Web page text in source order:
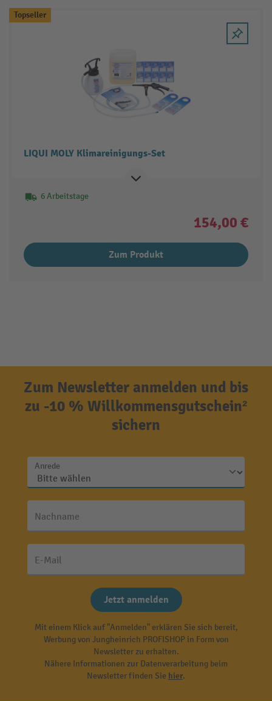
Topseller
LIQUI MOLY Klimareinigungs-Set
6 Arbeitstage
154,00 €
Zum Produkt
Zum Newsletter anmelden und bis
zu -10 % Willkommensgutschein²
sichern
Anrede
Nachname
E-Mail
Jetzt anmelden
Mit einem Klick auf "Anmelden" erklären Sie sich bereit,
Werbung von Jungheinrich PROFISHOP in Form von
Newsletter zu erhalten.
Nähere Informationen zur Datenverarbeitung beim
Newsletter finden Sie hier.